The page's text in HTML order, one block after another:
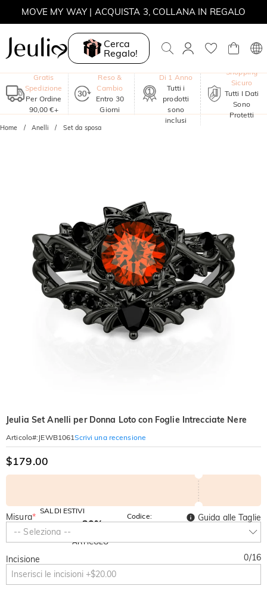
MOVE MY WAY | ACQUISTA 3, COLLANA IN REGALO
Cerca
Regalo!
Gratis
Spedizione
Per Ordine
90,00 €+
Reso &
Cambio
Entro 30
Giorni
Di 1 Anno
Tutti i
prodotti
sono
inclusi
Shopping
Sicuro
Tutti I Dati
Sono
Protetti
Home Anelli Set da sposa
Jeulia Set Anelli per Donna Loto con Foglie Intrecciate Nere
Articolo#: JEWB1061Scrivi una recensione
$179.00
SALDI ESTIVI
-10%
SU TUTTO
-30%
ARTICOLO
Codice:
SUMMER
Misura*
-- Seleziona --
Guida alle Taglie
Incisione 0/16